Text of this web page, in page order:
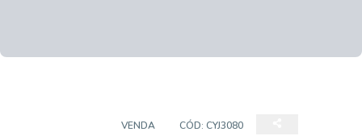
VENDA CÓD: CYJ3080